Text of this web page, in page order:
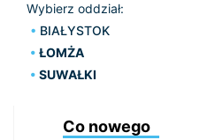
Wybierz oddział:
BIAŁYSTOK
ŁOMŻA
SUWAŁKI
Co nowego